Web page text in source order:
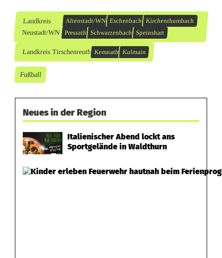
Landkreis
Neustadt/WN
Altenstadt/WN Eschenbach Kirchenthumbach
Pressath Schwarzenbach Speinshart
Landkreis Tirschenreuth Kemnath Kulmain
Fußball
Neues in der Region
Italienischer Abend lockt ans
Sportgelände in Waldthurn